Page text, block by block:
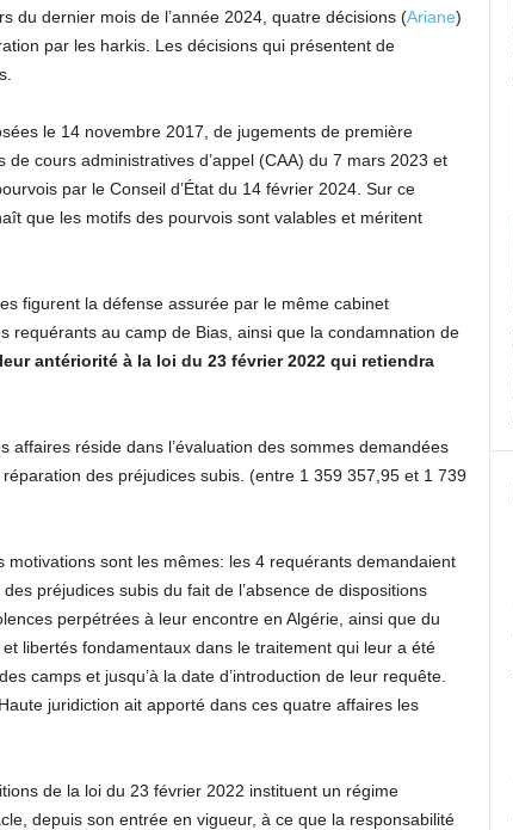
du dernier mois de l’année 2024, quatre décisions (Ariane)
par les harkis. Les décisions qui présentent de
le 14 novembre 2017, de jugements de première
de cours administratives d’appel (CAA) du 7 mars 2023 et
par le Conseil d’État du 14 février 2024. Sur ce
que les motifs des pourvois sont valables et méritent
figurent la défense assurée par le même cabinet
requérants au camp de Bias, ainsi que la condamnation de
antériorité à la loi du 23 février 2022 qui retiendra
affaires réside dans l’évaluation des sommes demandées
réparation des préjudices subis. (entre 1 359 357,95 et 1 739
sont les mêmes: les 4 requérants demandaient
préjudices subis du fait de l’absence de dispositions
perpétrées à leur encontre en Algérie, ainsi que du
libertés fondamentaux dans le traitement qui leur a été
camps et jusqu’à la date d’introduction de leur requête.
juridiction ait apporté dans ces quatre affaires les
de la loi du 23 février 2022 instituent un régime
depuis son entrée en vigueur, à ce que la responsabilité